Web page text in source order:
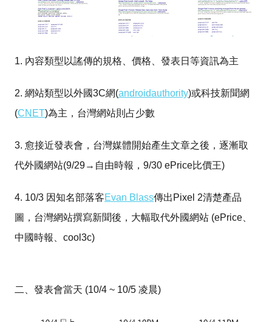
1. 內容類型以謠傳的規格、價格、發表日等資訊為主
2. 網站類型以外國3C網(androidauthority)或科技新聞網
(CNET)為主，台灣網站則占少數
3. 愈接近發表會，台灣媒體開始產生文章之後，逐漸取
代外國網站(9/29→自由時報，9/30 ePrice比價王)
4. 10/3 因知名部落客Evan Blass傳出Pixel 2清楚產品
圖，台灣網站撰寫新聞後，大幅取代外國網站 (ePrice、
中國時報、cool3c)
二、發表會當天 (10/4 ~ 10/5 凌晨)